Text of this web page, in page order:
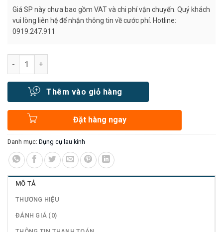
Giá SP này chưa bao gồm VAT và chi phí vận chuyển. Quý khách
vui lòng liên hệ để nhận thông tin về cước phí. Hotline:
0919.247.911
Số lượng
Thêm vào giỏ hàng
Đặt hàng ngay
Danh mục: Dụng cụ lau kính
MÔ TẢ
THƯƠNG HIỆU
ĐÁNH GIÁ (0)